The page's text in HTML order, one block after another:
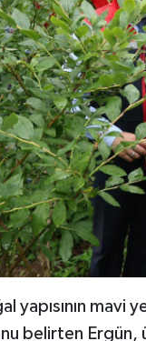
yapısının mavi
belirten Ergün,